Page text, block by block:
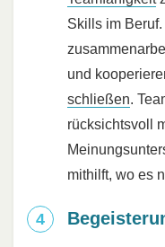
Skills im
und
schließen.
rücksichtsvoll
mithilft, wo es